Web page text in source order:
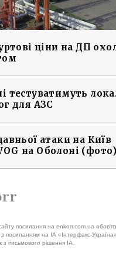
ціни на ДП
тестуватимуть
для АЗС
атаки на Київ
на Оболоні (фото)
посилання на enkorr.com.ua
посиланням на ІА «Інтерфакс-
з письмового рішення ІА.